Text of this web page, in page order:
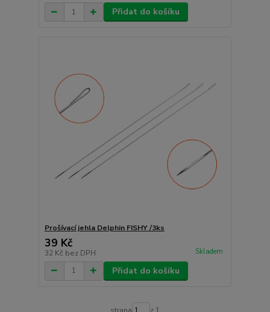
Přidat do košíku
Prošívací jehla Delphin FISHY /3ks
39 Kč
32 Kč bez DPH Skladem
Přidat do košíku